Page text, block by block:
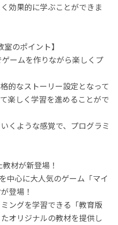
効果的に学ぶことができま
室のポイント】
ームを作りながら楽しくプ
的なストーリー設定となって
楽しく学習を進めることがで
くような感覚で、プログラミ
材が新登場！
中心に大人気のゲーム「マイ
登場！
ングを学習できる「教育版
オリジナルの教材を提供し